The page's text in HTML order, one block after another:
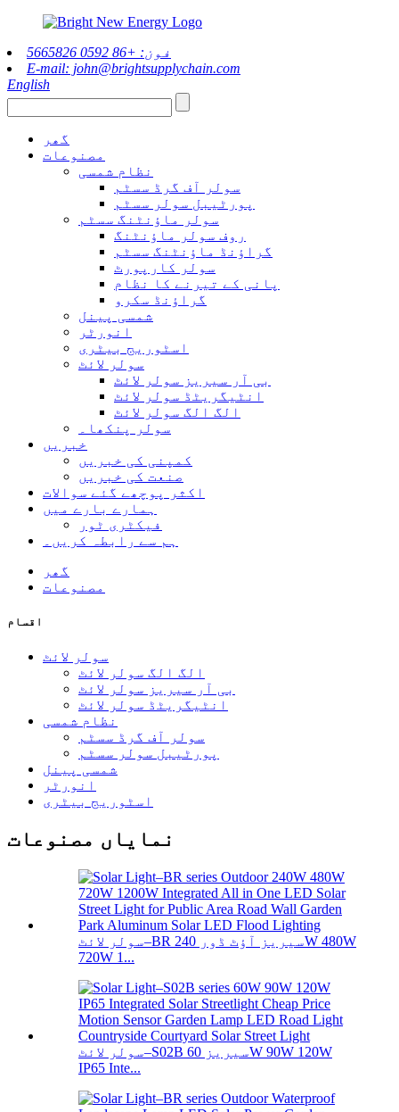
فون: +86 0592 5665826
E-mail: john@brightsupplychain.com
English
گھر
مصنوعات
نظام شمسی
سولر آف گرڈ سسٹم
پورٹیبل سولر سسٹم
سولر ماؤنٹنگ سسٹم
روف سولر ماؤنٹنگ
گراؤنڈ ماؤنٹنگ سسٹم
سولر کارپورٹ
پانی کے تیرنے کا نظام
گراؤنڈ سکرو
شمسی پینل
انورٹر
اسٹوریج بیٹری
سولر لائٹ
بی آر سیریز سولر لائٹ
انٹیگریٹڈ سولر لائٹ
الگ الگ سولر لائٹ
سولر پنکھا۔
خبریں
کمپنی کی خبریں
صنعت کی خبریں
اکثر پوچھے گئے سوالات
ہمارے بارے میں
فیکٹری ٹور
ہم سے رابطہ کریں۔
گھر
مصنوعات
اقسام
سولر لائٹ
الگ الگ سولر لائٹ
بی آر سیریز سولر لائٹ
انٹیگریٹڈ سولر لائٹ
نظام شمسی
سولر آف گرڈ سسٹم
پورٹیبل سولر سسٹم
شمسی پینل
انورٹر
اسٹوریج بیٹری
نمایاں مصنوعات
سولر لائٹ–BR سیریز آؤٹ ڈور 240W 480W
720W 1...
سولر لائٹ–S02B سیریز 60W 90W 120W
IP65 Inte...